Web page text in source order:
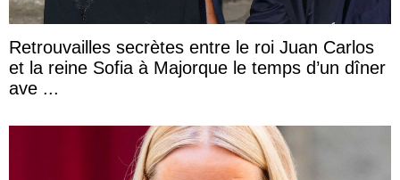
Retrouvailles secrètes entre le roi Juan Carlos
et la reine Sofia à Majorque le temps d’un dîner
ave ...